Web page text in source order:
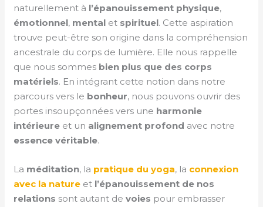
naturellement à l’épanouissement physique,
émotionnel, mental et spirituel. Cette aspiration
trouve peut-être son origine dans la compréhension
ancestrale du corps de lumière. Elle nous rappelle
que nous sommes bien plus que des corps
matériels. En intégrant cette notion dans notre
parcours vers le bonheur, nous pouvons ouvrir des
portes insoupçonnées vers une harmonie
intérieure et un alignement profond avec notre
essence véritable.
La méditation, la pratique du yoga, la connexion
avec la nature et l’épanouissement de nos
relations sont autant devoies pour embrasser